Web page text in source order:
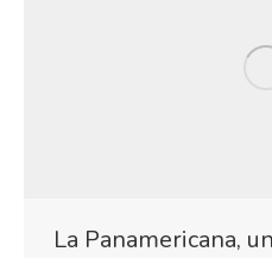
La Panamericana,